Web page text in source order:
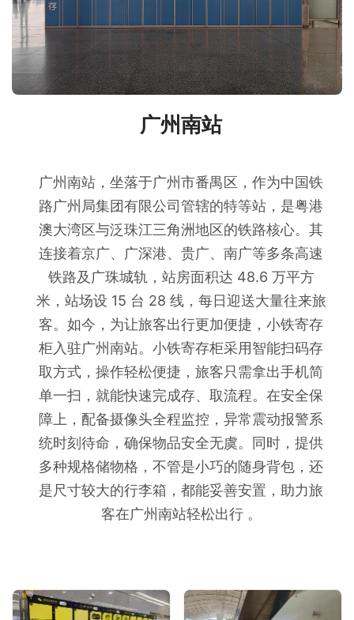
广州南站
广州南站，坐落于广州市番禺区，作为中国铁
路广州局集团有限公司管辖的特等站，是粤港
澳大湾区与泛珠江三角洲地区的铁路核心。其
连接着京广、广深港、贵广、南广等多条高速
铁路及广珠城轨，站房面积达 48.6 万平方
米，站场设 15 台 28 线，每日迎送大量往来旅
客。如今，为让旅客出行更加便捷，小铁寄存
柜入驻广州南站。小铁寄存柜采用智能扫码存
取方式，操作轻松便捷，旅客只需拿出手机简
单一扫，就能快速完成存、取流程。在安全保
障上，配备摄像头全程监控，异常震动报警系
统时刻待命，确保物品安全无虞。同时，提供
多种规格储物格，不管是小巧的随身背包，还
是尺寸较大的行李箱，都能妥善安置，助力旅
客在广州南站轻松出行 。